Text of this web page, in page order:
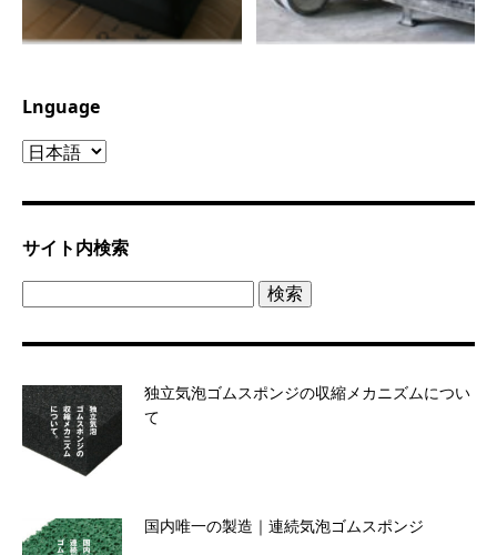
Lnguage
Lnguage
サイト内検索
独立気泡ゴムスポンジの収縮メカニズムについ
て
国内唯一の製造｜連続気泡ゴムスポンジ